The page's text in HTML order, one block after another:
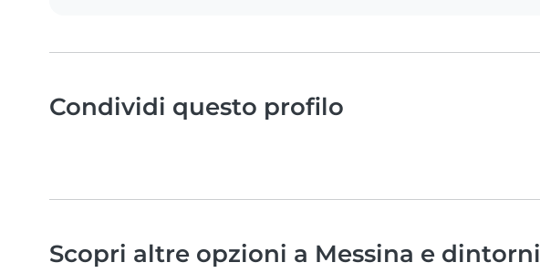
Condividi questo profilo
Scopri altre opzioni a Messina e dintorni